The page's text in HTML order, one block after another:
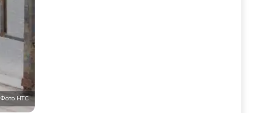
Фото НТС